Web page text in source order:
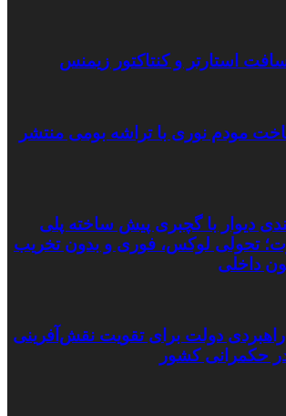
استارتر و کنتاکتور زیمنس
مودم نوری با تراشه بومی منتشر
دیوار با گچبری پیش ساخته پلی
تحولی لوکس، فوری و بدون تخریب
داخلی
دولت برای تقویت نقش‌آفرینی
حکمرانی کشور